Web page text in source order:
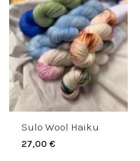
Sulo Wool Haiku
27,00€